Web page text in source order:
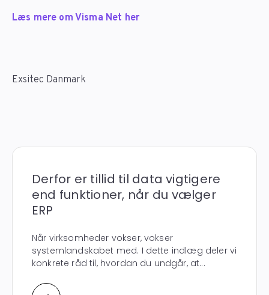
Læs mere om Visma Net her
Exsitec Danmark
Derfor er tillid til data vigtigere
end funktioner, når du vælger
ERP
Når virksomheder vokser, vokser
systemlandskabet med. I dette indlæg deler vi
konkrete råd til, hvordan du undgår, at...